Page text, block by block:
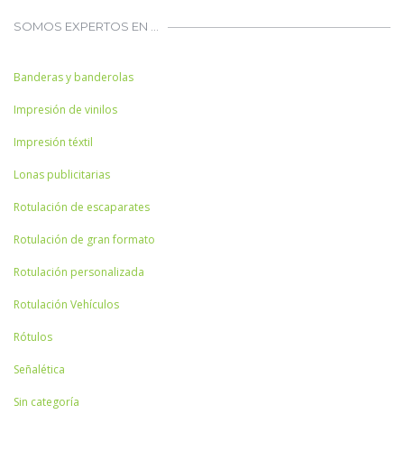
SOMOS EXPERTOS EN …
Banderas y banderolas
Impresión de vinilos
Impresión téxtil
Lonas publicitarias
Rotulación de escaparates
Rotulación de gran formato
Rotulación personalizada
Rotulación Vehículos
Rótulos
Señalética
Sin categoría